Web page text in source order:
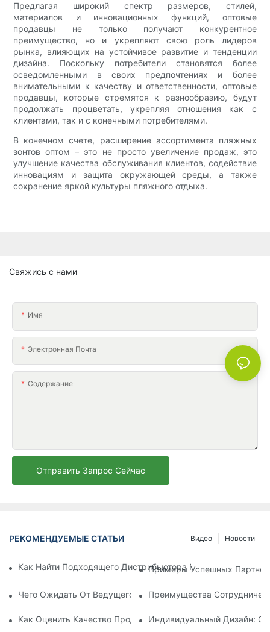
Предлагая широкий спектр размеров, стилей,
материалов и инновационных функций, оптовые
продавцы не только получают конкурентное
преимущество, но и укрепляют свою роль лидеров
рынка, влияющих на устойчивое развитие и тенденции
дизайна. Поскольку потребители становятся более
осведомленными в своих предпочтениях и более
внимательными к качеству и ответственности, оптовые
продавцы, которые стремятся к разнообразию, будут
продолжать процветать, укрепляя отношения как с
клиентами, так и с конечными потребителями.
В конечном счете, расширение ассортимента пляжных
зонтов оптом – это не просто увеличение продаж, это
улучшение качества обслуживания клиентов, содействие
инновациям и защита окружающей среды, а также
сохранение яркой культуры пляжного отдыха.
Свяжись с нами
Имя
Электронная Почта
Содержание
Отправить Запрос Сейчас
РЕКОМЕНДУЕМЫЕ СТАТЬИ Новости
Видео
Как Найти Подходящего Дистрибьютора Пляжных Зонтов
Примеры Успешных
Чего Ожидать От Ведущего Производителя Шезлонгов
Преимущества
Как Оценить Качество Продукции Фабрики По
Индивидуальный Дизайн: